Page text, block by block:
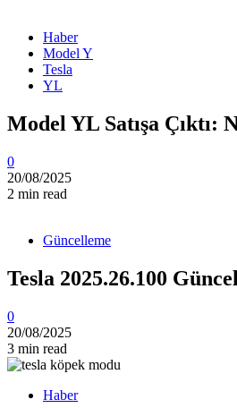
Haber
Model Y
Tesla
YL
Model YL Satışa
0
20/08/2025
2 min read
Güncelleme
Tesla 2025.26.100
0
20/08/2025
3 min read
Haber